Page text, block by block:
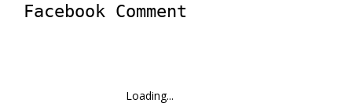
Facebook Comment
Loading...